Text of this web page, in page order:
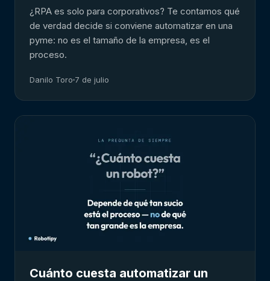
¿RPA es solo para corporativos? Te contamos qué
de verdad decide si conviene automatizar en una
pyme: no es el tamaño de la empresa, es el
proceso.
Danilo Toro 7 de julio
Cuánto cuesta automatizar un